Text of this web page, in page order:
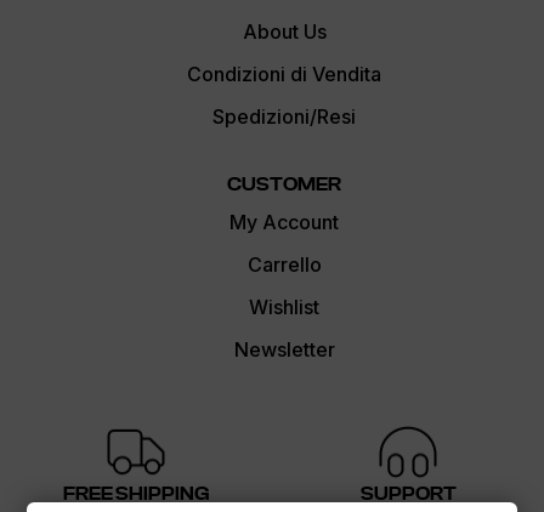
About Us
Condizioni di Vendita
Spedizioni/Resi
CUSTOMER
My Account
Carrello
Wishlist
Newsletter
FREE SHIPPING SUPPORT